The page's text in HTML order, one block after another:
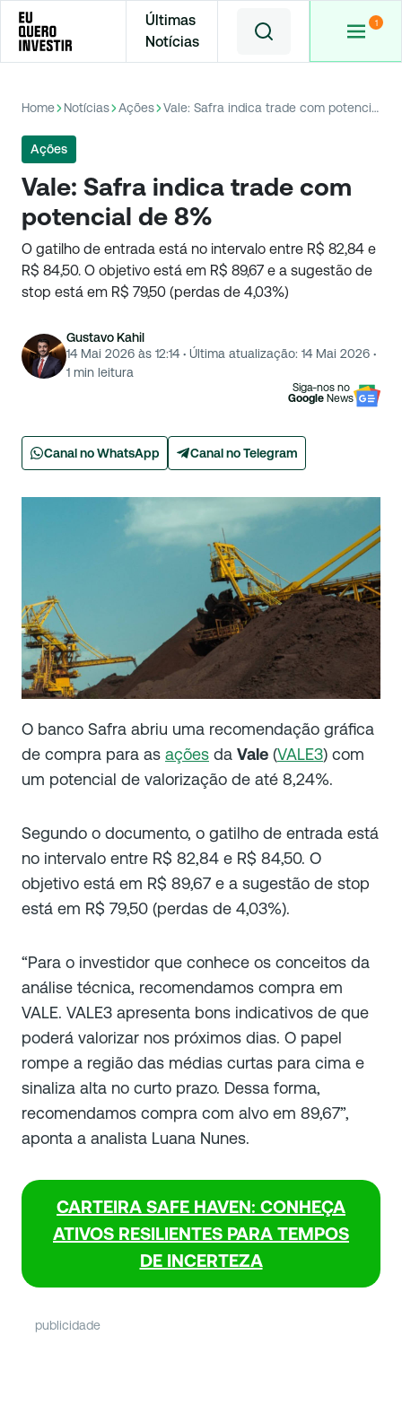
Últimas
Notícias
Home Notícias Ações Vale: Safra indica trade com potencial de 8%
Ações
Vale: Safra indica trade com
potencial de 8%
O gatilho de entrada está no intervalo entre R$ 82,84 e
R$ 84,50. O objetivo está em R$ 89,67 e a sugestão de
stop está em R$ 79,50 (perdas de 4,03%)
Gustavo Kahil
14 Mai 2026 às 12:14 · Última atualização: 14 Mai 2026 ·
1 min leitura
Siga-nos no
Google News
Canal no WhatsApp Canal no Telegram
O banco Safra abriu uma recomendação gráfica
de compra para as ações da Vale (VALE3) com
um potencial de valorização de até 8,24%.
Segundo o documento, o gatilho de entrada está
no intervalo entre R$ 82,84 e R$ 84,50. O
objetivo está em R$ 89,67 e a sugestão de stop
está em R$ 79,50 (perdas de 4,03%).
“Para o investidor que conhece os conceitos da
análise técnica, recomendamos compra em
VALE. VALE3 apresenta bons indicativos de que
poderá valorizar nos próximos dias. O papel
rompe a região das médias curtas para cima e
sinaliza alta no curto prazo. Dessa forma,
recomendamos compra com alvo em 89,67”,
aponta a analista Luana Nunes.
CARTEIRA SAFE HAVEN: CONHEÇA
ATIVOS RESILIENTES PARA TEMPOS
DE INCERTEZA
publicidade